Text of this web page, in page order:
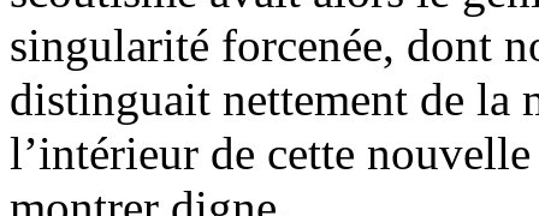
singularité forcenée, dont
distinguait nettement de la
l’intérieur de cette